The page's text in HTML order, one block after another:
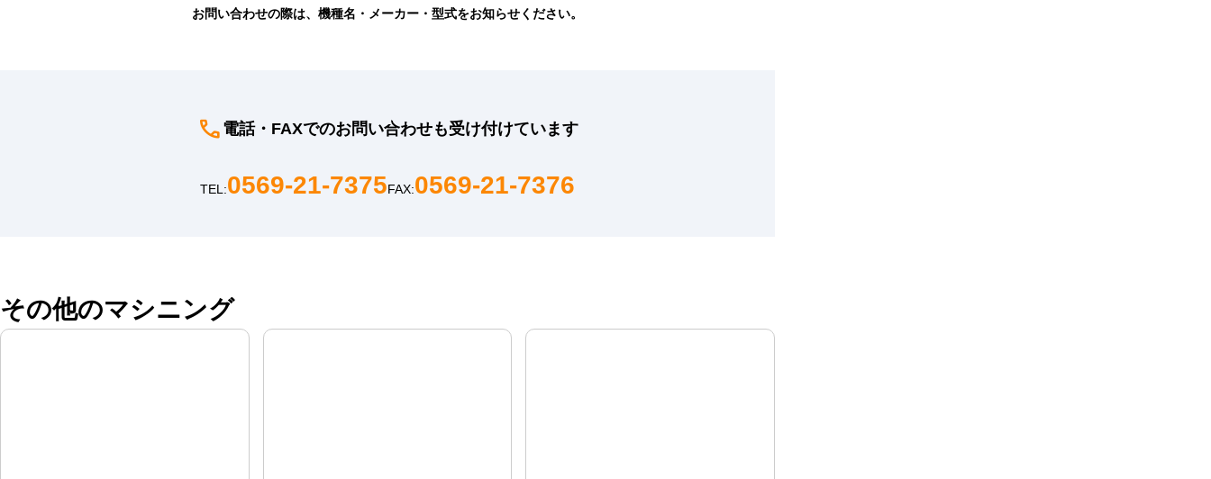
お問い合わせの際は、機種名・メーカー・型式をお知らせください。
電話・FAXでのお問い合わせも受け付けています
TEL:0569-21-7375FAX:0569-21-7376
その他のマシニング